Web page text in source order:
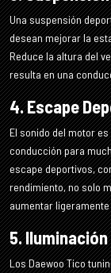
Una suspensión
desean mejorar la
Reduce la altura del
resulta en una
4. Escape
El sonido del motor
conducción para
escape deportivos,
rendimiento, no solo
aumentar
5. Iluminación
Los Daewoo Tico